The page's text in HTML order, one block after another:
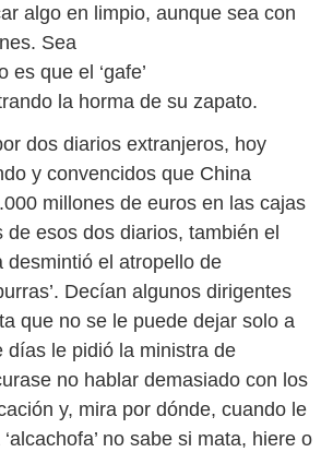
algo en limpio, aunque sea con
Sea
que el ‘gafe’
la horma de su zapato.
dos diarios extranjeros, hoy
y convencidos que China
millones de euros en las cajas
de esos dos diarios, también el
desmintió el atropello de
Decían algunos dirigentes
que no se le puede dejar solo a
días le pidió la ministra de
no hablar demasiado con los
y, mira por dónde, cuando le
no sabe si mata, hiere o